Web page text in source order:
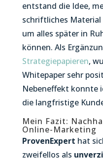
entstand die Idee,
schriftliches Material
um alles später in
können. Als
Strategiepapieren,
Whitepaper sehr
Nebeneffekt konnte
die langfristige
Mein Fazit:
Online-Marketing
ProvenExpert hat
zweifellos als